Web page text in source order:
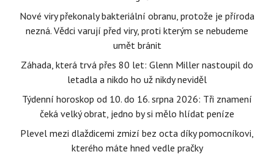
Nové viry překonaly bakteriální obranu, protože je příroda
nezná. Vědci varují před viry, proti kterým se nebudeme
umět bránit
Záhada, která trvá přes 80 let: Glenn Miller nastoupil do
letadla a nikdo ho už nikdy neviděl
Týdenní horoskop od 10. do 16. srpna 2026: Tři znamení
čeká velký obrat, jedno by si mělo hlídat peníze
Plevel mezi dlaždicemi zmizí bez octa díky pomocníkovi,
kterého máte hned vedle pračky